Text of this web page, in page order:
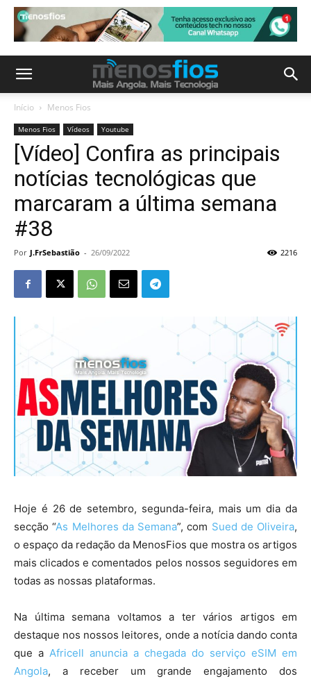
Início Menos Fios
Menos Fios Vídeos Youtube
[Vídeo] Confira as principais
notícias tecnológicas que
marcaram a última semana
#38
Por J.FrSebastião - 26/09/2022 2216
Hoje é 26 de setembro, segunda-feira, mais um dia da
secção “As Melhores da Semana”, com Sued de Oliveira,
o espaço da redação da MenosFios que mostra os artigos
mais clicados e comentados pelos nossos seguidores em
todas as nossas plataformas.
Na última semana voltamos a ter vários artigos em
destaque nos nossos leitores, onde a notícia dando conta
que a Africell anuncia a chegada do serviço eSIM em
Angola, a receber um grande engajamento dos